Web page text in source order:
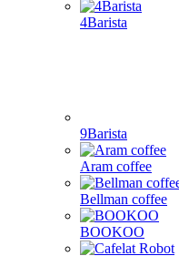
4Barista
9Barista
Aram coffee
Bellman coffee
BOOKOO